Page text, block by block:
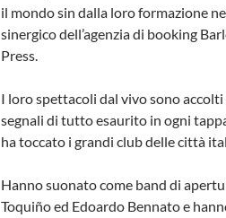
il mondo sin dalla loro formazione
sinergico dell’agenzia di booking
Press.
I loro spettacoli dal vivo sono
segnali di tutto esaurito in ogni
ha toccato i grandi club delle città
Hanno suonato come band di
Toquiño ed Edoardo Bennato e